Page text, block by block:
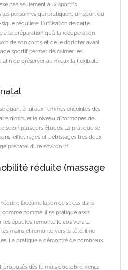
pas seulement aux sportifs
les personnes qui pratiquent un sport ou
régulière. L’utilisation de cette
la préparation qu’à la récupération.
de son corps et de le dorloter avant
sportif permet de calmer les
afin de préserver au mieux la flexibilité
quant à lui aux femmes enceintes dès
diminuer le niveau d’hormones de
selon plusieurs études. La pratique se
effleurages et pétrissages très doux
prénatal dure environ 1h.
réduite (massage
l’accumulation de stress dans
nommé, il se pratique assis.
les épaules, remonte le dos vers la
mains et remonte vers la tête, il ne
La pratique a démontré de nombreux
proposés dès le mois d’octobre, venez